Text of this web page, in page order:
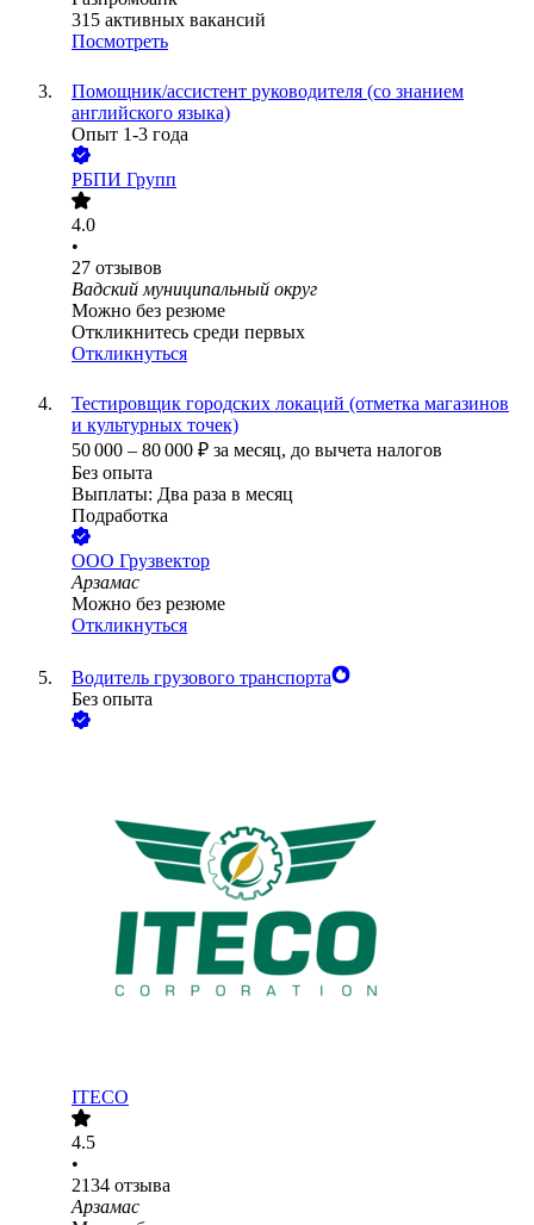
315 активных вакансий
Посмотреть
Помощник/ассистент руководителя (со знанием
английского языка)
Опыт 1-3 года
РБПИ Групп
4.0
•
27 отзывов
Вадский муниципальный округ
Можно без резюме
Откликнитесь среди первых
Откликнуться
Тестировщик городских локаций (отметка магазинов
и культурных точек)
50 000 – 80 000 ₽ за месяц, до вычета налогов
Без опыта
Выплаты: Два раза в месяц
Подработка
ООО Грузвектор
Арзамас
Можно без резюме
Откликнуться
Водитель грузового транспорта
Без опыта
ITECO
4.5
•
2134 отзыва
Арзамас